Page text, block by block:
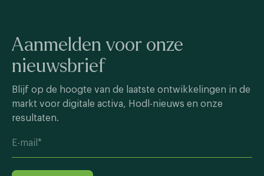
Aanmelden voor onze
nieuwsbrief
Blijf op de hoogte van de laatste ontwikkelingen in de
markt voor digitale activa, Hodl-nieuws en onze
resultaten.